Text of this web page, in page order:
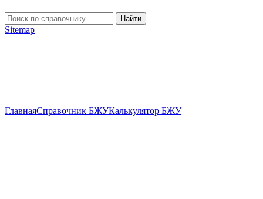
Найти
Sitemap
ГлавнаяСправочник БЖУКалькулятор БЖУ